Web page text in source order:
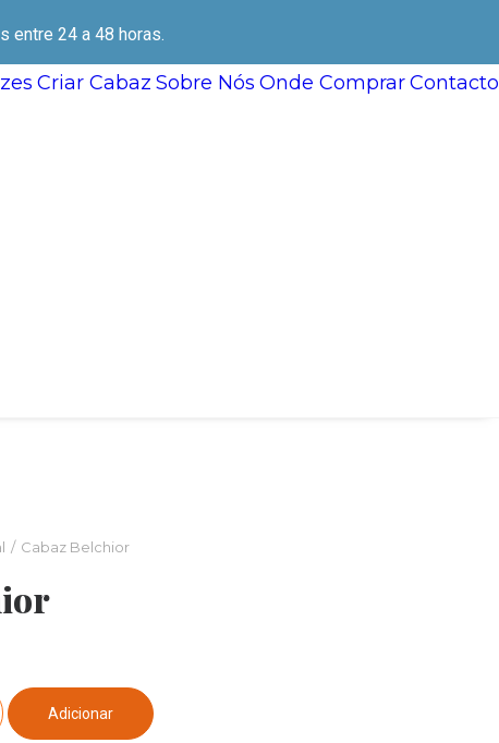
entre 24 a 48 horas.
Criar Cabaz Sobre Nós Onde Comprar
Cabaz Belchior
Adicionar